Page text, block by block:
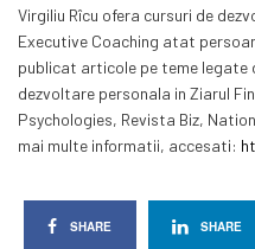
Virgiliu Rîcu ofera cursuri de
Executive Coaching atat
publicat articole pe teme legate
dezvoltare personala in Ziarul
Psychologies, Revista Biz,
mai multe informatii, accesati:
SHARE SHARE